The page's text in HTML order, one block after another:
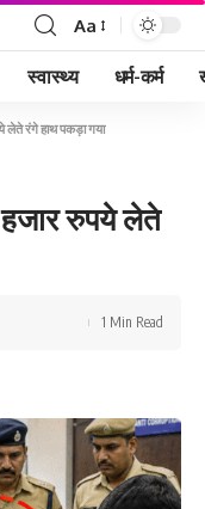
Aa
स्वास्थ्य धर्म-कर्म
लेते रंगे हाथ पकड़ा गया
हजार रुपये लेते
1 Min Read